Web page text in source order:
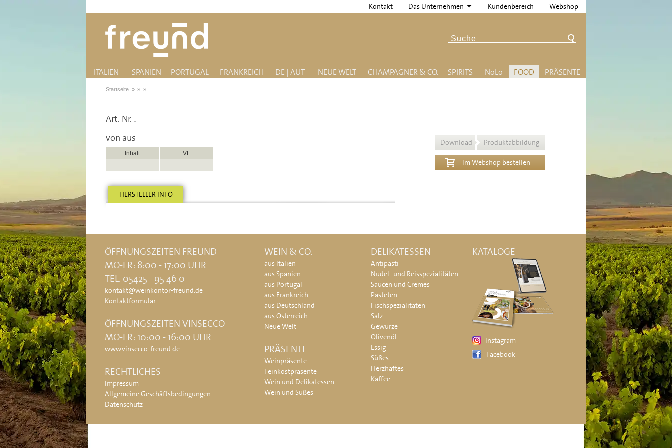
Kontakt Das Unternehmen Kundenbereich Webshop
ITALIEN SPANIEN PORTUGAL FRANKREICH DE | AUT NEUE WELT CHAMPAGNER & CO. SPIRITS NoLo FOOD PRÄSENTE
Startseite » » »
Art. Nr. .
von aus
Inhalt VE
HERSTELLER INFO
Download Produktabbildung
Im Webshop bestellen
ÖFFNUNGSZEITEN FREUND
MO-FR: 8:00 - 17:00 UHR
TEL. 05425 - 95 46 0
kontakt@weinkontor-freund.de
Kontaktformular
ÖFFNUNGSZEITEN VINSECCO
MO-FR: 10:00 - 16:00 UHR
www.vinsecco-freund.de
RECHTLICHES
Impressum
Allgemeine Geschäftsbedingungen
Datenschutz
WEIN & CO.
aus Italien
aus Spanien
aus Portugal
aus Frankreich
aus Deutschland
aus Österreich
Neue Welt
PRÄSENTE
Weinpräsente
Feinkostpräsente
Wein und Delikatessen
Wein und Süßes
DELIKATESSEN
Antipasti
Nudel- und Reisspezialitäten
Saucen und Cremes
Pasteten
Fischspezialitäten
Salz
Gewürze
Olivenöl
Essig
Süßes
Herzhaftes
Kaffee
KATALOGE
Instagram
Facebook